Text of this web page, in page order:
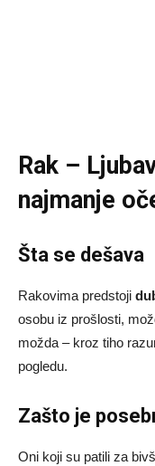
Rak –
najmanje
Šta se dešava
Rakovima predstoji
osobu iz prošlosti,
možda – kroz tiho
pogledu.
Zašto je
Oni koji su patili za